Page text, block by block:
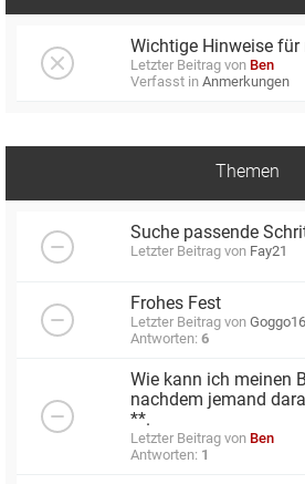
Wichtige Hinweise für
Letzter Beitrag von Ben
Verfasst in Anmerkungen
Themen
Suche passende
Letzter Beitrag von Fay21
Frohes Fest
Letzter Beitrag von Goggo16
Antworten: 6
Wie kann ich meinen
nachdem jemand
**.
Letzter Beitrag von Ben
Antworten: 1